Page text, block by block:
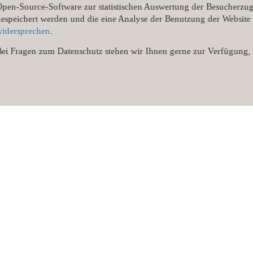
Source-Software zur statistischen Auswertung der
werden und die eine Analyse der Benutzung der
Fragen zum Datenschutz stehen wir Ihnen gerne zur